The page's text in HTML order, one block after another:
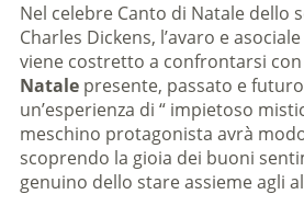
Nel celebre Canto di Natale dello
Charles Dickens, l’avaro e
viene costretto a confrontarsi
Natale presente, passato e
un’esperienza di “ impietoso
meschino protagonista avrà
scoprendo la gioia dei buoni
genuino dello stare assieme agli